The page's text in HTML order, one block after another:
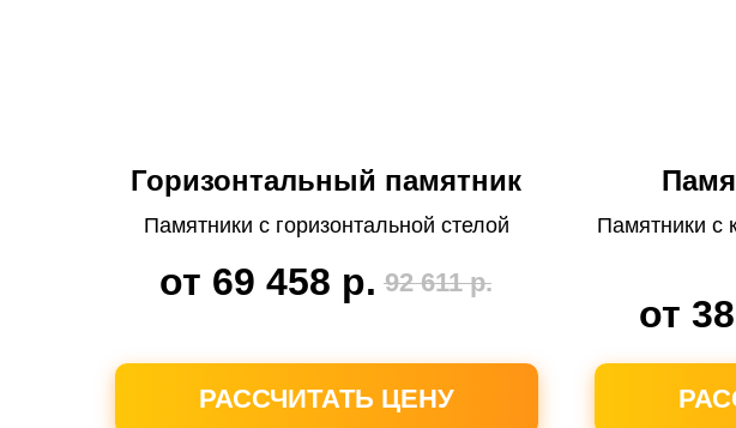
Горизонтальный памятник
Памятники с горизонтальной стелой
от 69 458 р. 92 611 р.
РАССЧИТАТЬ ЦЕНУ
Памятники с
от